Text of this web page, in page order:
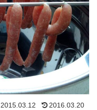
2015.03.12 2016.03.20